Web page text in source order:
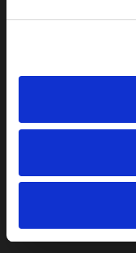
Diverse